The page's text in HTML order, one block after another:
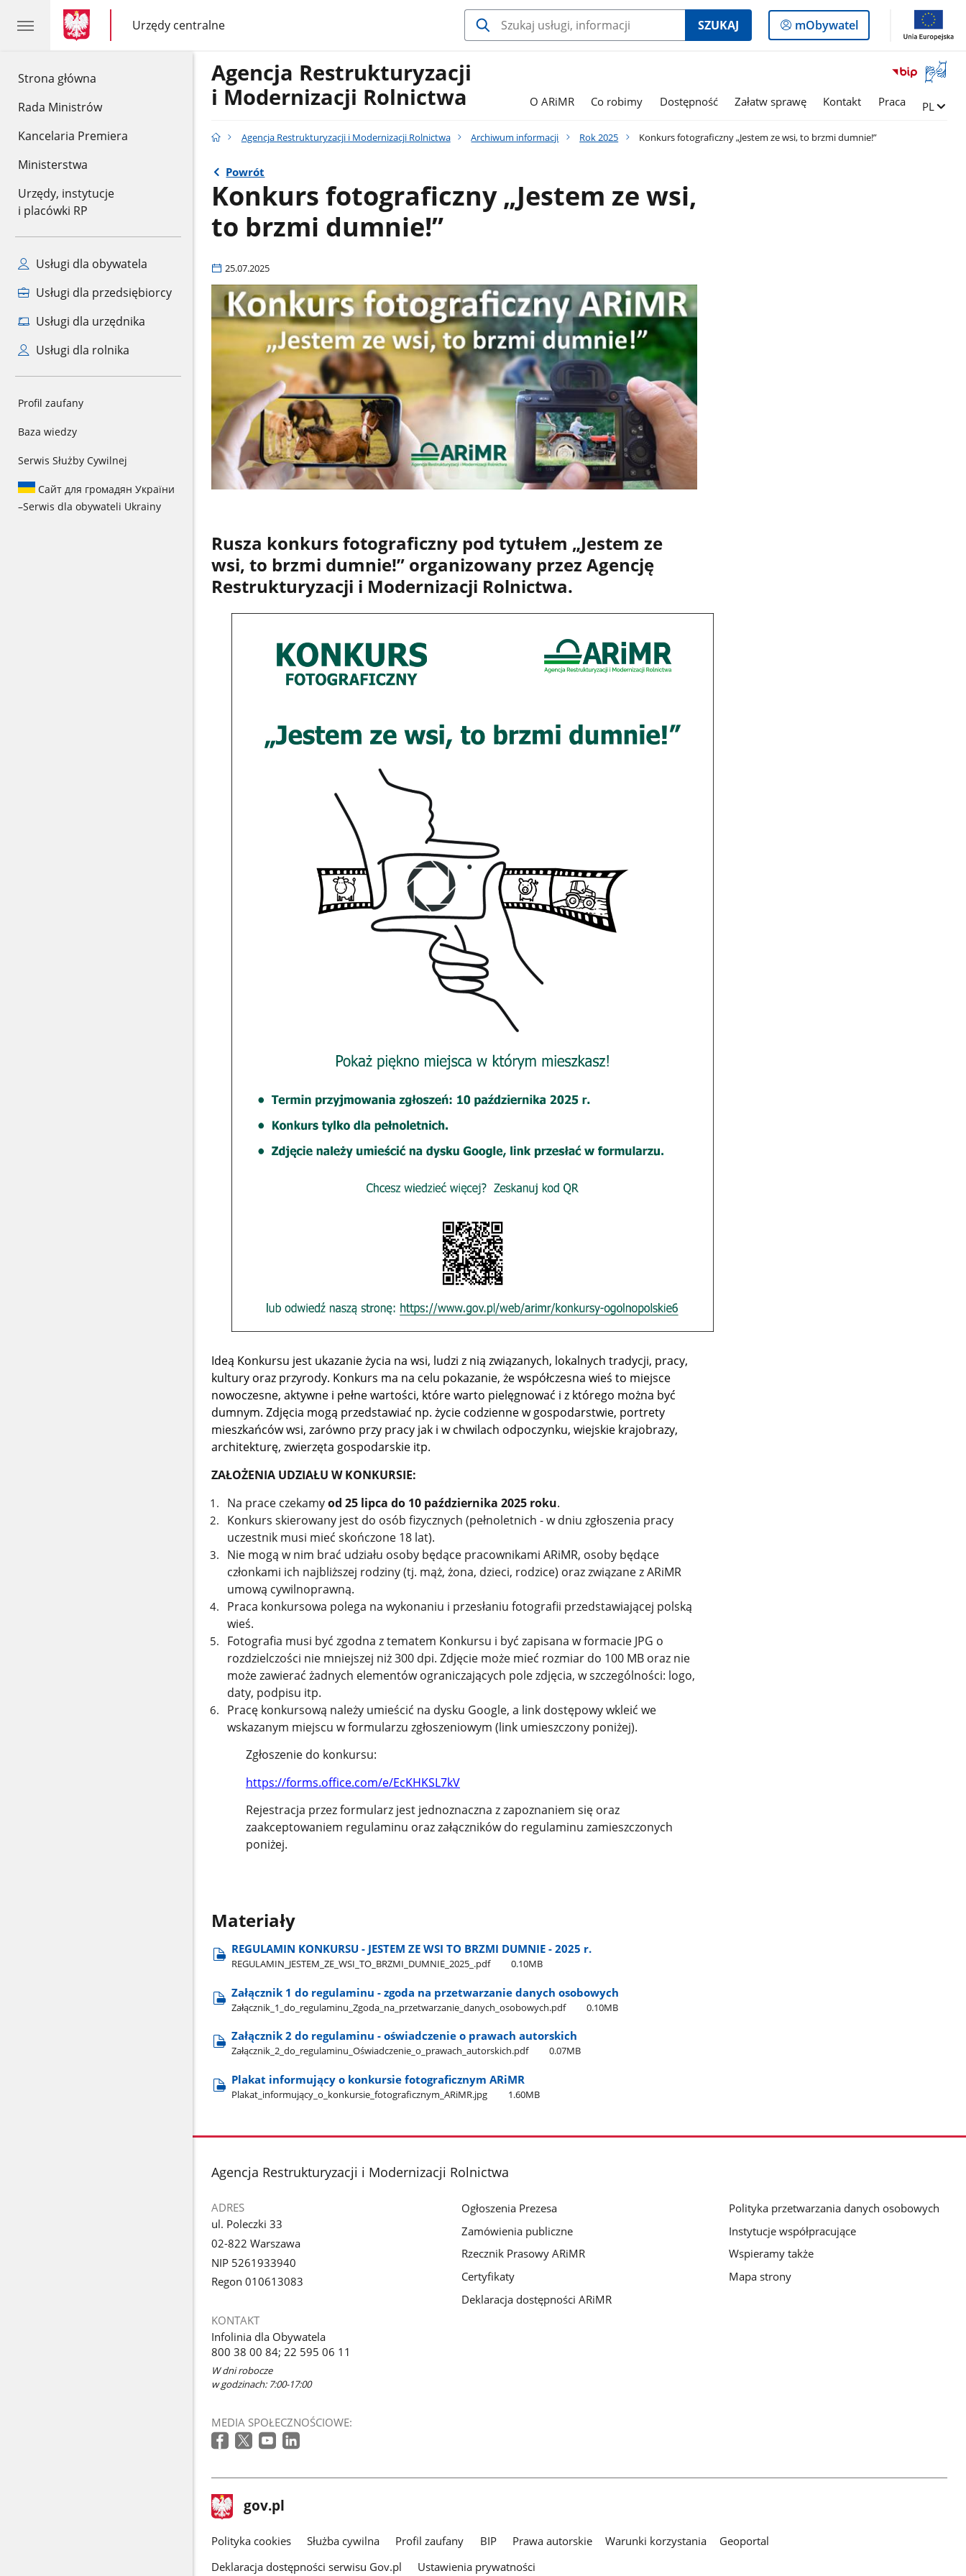
Strona główna
Rada Ministrów
Kancelaria Premiera
Ministerstwa
Urzędy, instytucje
i placówki RP
Usługi dla obywatela
Usługi dla przedsiębiorcy
Usługi dla urzędnika
Usługi dla rolnika
Profil zaufany
Baza wiedzy
Serwis Służby Cywilnej
Сайт для громадян України
–Serwis dla obywateli Ukrainy
gov.pl
gov.pl
Urzędy centralne
gov.pl
Urzędy
centralne
SZUKAJ
Logowanie
do
mObywatel
Otwórz
okno
Agencja Restrukturyzacji
i Modernizacji Rolnictwa
O ARiMR Co robimy Dostępność Załatw sprawę Kontakt Praca Zmień
PL
Agencja Restrukturyzacji i Modernizacji Rolnictwa Archiwum informacji Rok 2025 Konkurs fotograficzny „Jestem ze wsi, to brzmi dumnie!”
Powrót
Konkurs fotograficzny „Jestem ze wsi,
to brzmi dumnie!”
25.07.2025
Rusza konkurs fotograficzny pod tytułem „Jestem ze
wsi, to brzmi dumnie!” organizowany przez Agencję
Restrukturyzacji i Modernizacji Rolnictwa.
Ideą Konkursu jest ukazanie życia na wsi, ludzi z nią związanych, lokalnych tradycji, pracy,
kultury oraz przyrody. Konkurs ma na celu pokazanie, że współczesna wieś to miejsce
nowoczesne, aktywne i pełne wartości, które warto pielęgnować i z którego można być
dumnym. Zdjęcia mogą przedstawiać np. życie codzienne w gospodarstwie, portrety
mieszkańców wsi, zarówno przy pracy jak i w chwilach odpoczynku, wiejskie krajobrazy,
architekturę, zwierzęta gospodarskie itp.
ZAŁOŻENIA UDZIAŁU W KONKURSIE:
Na prace czekamyod 25 lipca do 10 października 2025 roku.
Konkurs skierowany jest do osób fizycznych (pełnoletnich - w dniu zgłoszenia pracy
uczestnik musi mieć skończone 18 lat).
Nie mogą w nim brać udziału osoby będące pracownikami ARiMR, osoby będące
członkami ich najbliższej rodziny (tj. mąż, żona, dzieci, rodzice) oraz związane z ARiMR
umową cywilnoprawną.
Praca konkursowa polega na wykonaniu i przesłaniu fotografii przedstawiającej polską
wieś.
Fotografia musi być zgodna z tematem Konkursu i być zapisana w formacie JPG o
rozdzielczości nie mniejszej niż 300 dpi. Zdjęcie może mieć rozmiar do 100 MB oraz nie
może zawierać żadnych elementów ograniczających pole zdjęcia, w szczególności: logo,
daty, podpisu itp.
Pracę konkursową należy umieścić na dysku Google, a link dostępowy wkleić we
wskazanym miejscu w formularzu zgłoszeniowym (link umieszczony poniżej).
Zgłoszenie do konkursu:
https://forms.office.com/e/EcKHKSL7kV
Rejestracja przez formularz jest jednoznaczna z zapoznaniem się oraz
zaakceptowaniem regulaminu oraz załączników do regulaminu zamieszczonych
poniżej.
Materiały
REGULAMIN KONKURSU - JESTEM ZE WSI TO BRZMI DUMNIE - 2025 r.
REGULAMIN​_JESTEM​_ZE​_WSI​_TO​_BRZMI​_DUMNIE​_2025​_.pdf 0.10MB
Załącznik 1 do regulaminu - zgoda na przetwarzanie danych osobowych
Załącznik​_1​_do​_regulaminu​_Zgoda​_na​_przetwarzanie​_danych​_osobowych.pdf 0.10MB
Załącznik 2 do regulaminu - oświadczenie o prawach autorskich
Załącznik​_2​_do​_regulaminu​_Oświadczenie​_o​_prawach​_autorskich.pdf 0.07MB
Plakat informujący o konkursie fotograficznym ARiMR
Plakat​_informujący​_o​_konkursie​_fotograficznym​_ARiMR.jpg 1.60MB
stopka
Agencja Restrukturyzacji i Modernizacji Rolnictwa
ADRES
ul. Poleczki 33
02-822 Warszawa
NIP 5261933940
Regon 010613083
KONTAKT
Infolinia dla Obywatela
800 38 00 84; 22 595 06 11
W dni robocze
w godzinach: 7:00-17:00
MEDIA SPOŁECZNOŚCIOWE:
Ogłoszenia Prezesa
Zamówienia publiczne
Rzecznik Prasowy ARiMR
Certyfikaty
Deklaracja dostępności ARiMR
Polityka przetwarzania danych osobowych
Instytucje współpracujące
Wspieramy także
Mapa strony
stopka
gov.pl Strona
gov.pl
gov.pl
Polityka cookies Służba cywilna Profil zaufany BIP Prawa autorskie Warunki korzystania
Geoportal
Deklaracja dostępności serwisu Gov.pl
Ustawienia prywatności